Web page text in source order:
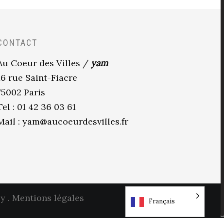
Coeur des Villes / yam
rue Saint-Fiacre
Paris
: 01 42 36 03 61
: yam@aucoeurdesvilles.fr
. Mentions légales Français